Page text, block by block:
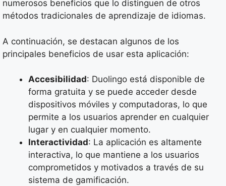
numerosos beneficios que lo distinguen de otros
métodos tradicionales de aprendizaje de idiomas.
A continuación, se destacan algunos de los
principales beneficios de usar esta aplicación:
Accesibilidad: Duolingo está disponible de
forma gratuita y se puede acceder desde
dispositivos móviles y computadoras, lo que
permite a los usuarios aprender en cualquier
lugar y en cualquier momento.
Interactividad: La aplicación es altamente
interactiva, lo que mantiene a los usuarios
comprometidos y motivados a través de su
sistema de gamificación.